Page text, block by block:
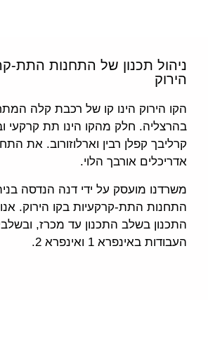
ניהול תכנון של התחנות התת-
הירוק
הקו הירוק הינו קו של רכבת קלה
בהרצליה. חלק מהקו הינו תת קרקעי
קרליבך קפלן רבין וארלוזורוב. את
אדריכלים אורבך הלוי.
משרדנו מועסק על ידי דנה הנדסה
התחנות התת-קרקעיות בקו הירוק.
התכנון בשלב התכנון עד מכרז,
העבודות באינפרא 1 ואינפרא 2.